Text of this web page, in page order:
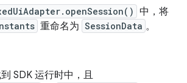
中，将
重命名为 SessionData 。
SDK 运行时中，且